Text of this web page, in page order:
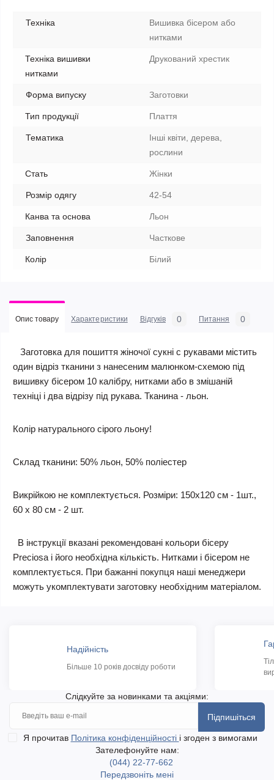
Техніка
Вишивка бісером або
нитками
Техніка вишивки
нитками
Друкований хрестик
Форма випуску Заготовки
Тип продукції Плаття
Тематика
Інші квіти, дерева,
рослини
Стать Жінки
Розмір одягу 42-54
Канва та основа Льон
Заповнення Часткове
Колір Білий
Опис товару Характеристики Відгуків 0 Питання 0
Заготовка для пошиття жіночої сукні c рукавами містить
один відріз тканини з нанесеним малюнком-схемою під
вишивку бісером 10 калібру, нитками або в змішаній
техніці і два відрізу під рукава. Тканина - льон.
Колір натурального сірого льону!
Склад тканини: 50% льон, 50% поліестер
Викрійкою не комплектується. Розміри: 150х120 см - 1шт.,
60 х 80 см - 2 шт.
В інструкції вказані рекомендовані кольори бісеру
Preciosa і його необхідна кількість. Нитками і бісером не
комплектується. При бажанні покупця наші менеджери
можуть укомплектувати заготовку необхідним матеріалом.
Надійність
Більше 10 років досвіду роботи
Слідкуйте за новинками та акціями:
Підпишіться
Я прочитав Політика конфіденційності і згоден з вимогами
Зателефонуйте нам:
(044) 22-77-662
Передзвоніть мені